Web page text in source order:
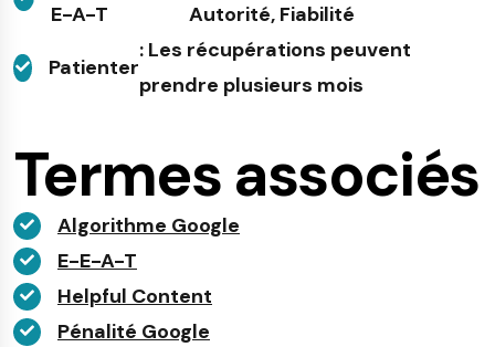
E-A-T
Autorité, Fiabilité
Patienter
: Les récupérations peuvent
prendre plusieurs mois
Termes associés
Algorithme Google
E-E-A-T
Helpful Content
Pénalité Google